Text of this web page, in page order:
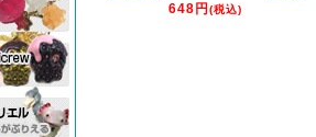
648円(税込)